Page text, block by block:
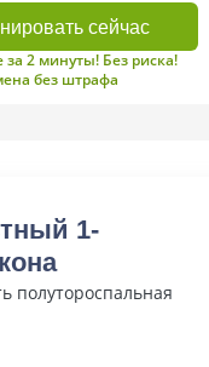
сейчас
за 2 минуты! Без риска!
без штрафа
1-
полутороспальная